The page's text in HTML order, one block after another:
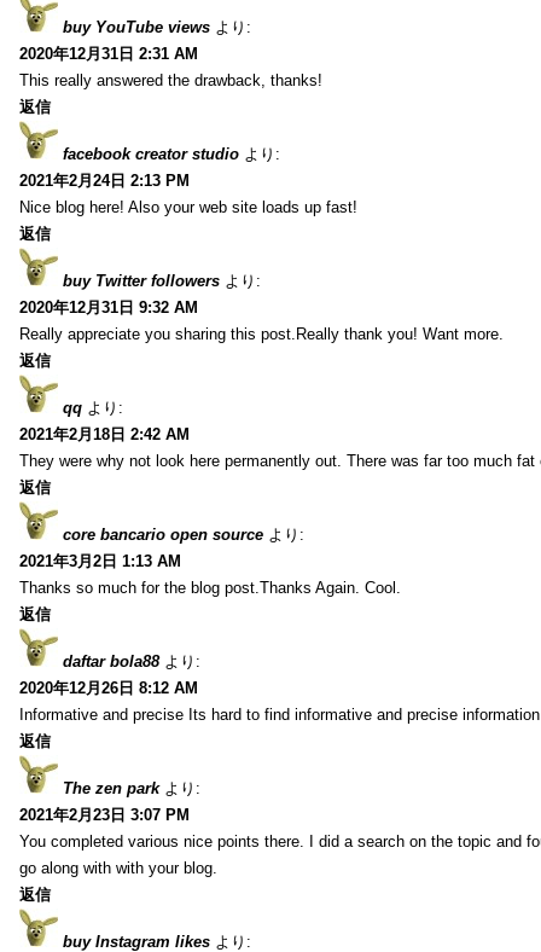
buy YouTube views より:
2020年12月31日 2:31 AM
This really answered the drawback, thanks!
返信
facebook creator studio より:
2021年2月24日 2:13 PM
Nice blog here! Also your web site loads up fast!
返信
buy Twitter followers より:
2020年12月31日 9:32 AM
Really appreciate you sharing this post.Really thank you! Want more.
返信
qq より:
2021年2月18日 2:42 AM
They were why not look here permanently out. There was far too much fat
返信
core bancario open source より:
2021年3月2日 1:13 AM
Thanks so much for the blog post.Thanks Again. Cool.
返信
daftar bola88 より:
2020年12月26日 8:12 AM
Informative and precise Its hard to find informative and precise
返信
The zen park より:
2021年2月23日 3:07 PM
You completed various nice points there. I did a search on the topic and
go along with with your blog.
返信
buy Instagram likes より: